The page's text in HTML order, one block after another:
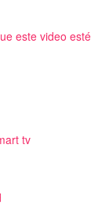
este video esté
tv